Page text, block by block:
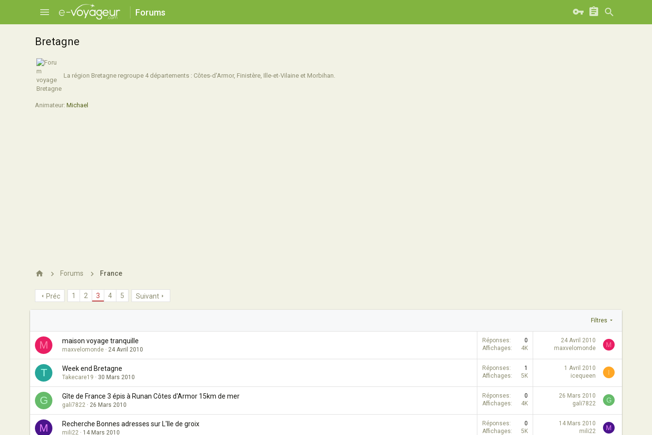
Forums
Bretagne
La région Bretagne regroupe 4 départements : Côtes-d'Armor, Finistère, Ille-et-Vilaine et Morbihan.
Animateur: Michael
Forums France
Préc 1 2 3 4 5 Suivant
Filtres
M maison voyage tranquille
maxvelomonde 24 Avril 2010
Réponses
0
Affichages
4K
24 Avril 2010
maxvelomonde
M
T Week end Bretagne
Takecare19 30 Mars 2010
Réponses
1
Affichages
5K
1 Avril 2010
icequeen
I
G Gîte de France 3 épis à Runan Côtes d'Armor 15km de mer
gali7822 26 Mars 2010
Réponses
0
Affichages
4K
26 Mars 2010
gali7822
G
M Recherche Bonnes adresses sur L'Ile de groix
mili22 14 Mars 2010
Réponses
0
Affichages
5K
14 Mars 2010
mili22
M